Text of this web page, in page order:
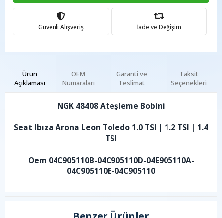
Güvenli Alışveriş İade ve Değişim
Ürün
Açıklaması
Garanti ve
Teslimat
Taksit
Seçenekleri
OEM
Numaraları
NGK 48408 Ateşleme Bobini
Seat Ibıza Arona Leon Toledo 1.0 TSI | 1.2 TSI | 1.4
TSI
Oem 04C905110B-04C905110D-04E905110A-
04C905110E-04C905110